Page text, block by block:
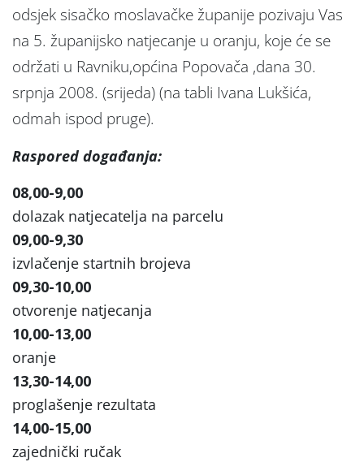
odsjek sisačko moslavačke županije pozivaju Vas
na 5. županijsko natjecanje u oranju, koje će se
održati u Ravniku,općina Popovača ,dana 30.
srpnja 2008. (srijeda) (na tabli Ivana Lukšića,
odmah ispod pruge).
Raspored događanja:
08,00-9,00
dolazak natjecatelja na parcelu
09,00-9,30
izvlačenje startnih brojeva
09,30-10,00
otvorenje natjecanja
10,00-13,00
oranje
13,30-14,00
proglašenje rezultata
14,00-15,00
zajednički ručak